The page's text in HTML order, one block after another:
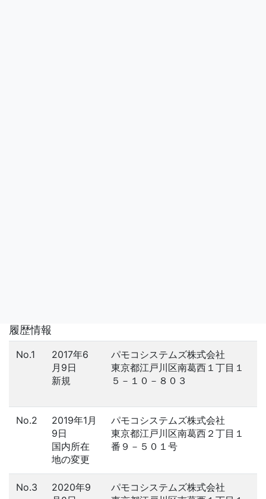
履歴情報
No.1
2017年6
月9日
新規
パモコシステムズ株式会社
東京都江戸川区南葛西１丁目１
５－１０－８０３
No.2
2019年1月
9日
国内所在
地の変更
パモコシステムズ株式会社
東京都江戸川区南葛西２丁目１
番９－５０１号
No.3
2020年9
パモコシステムズ株式会社